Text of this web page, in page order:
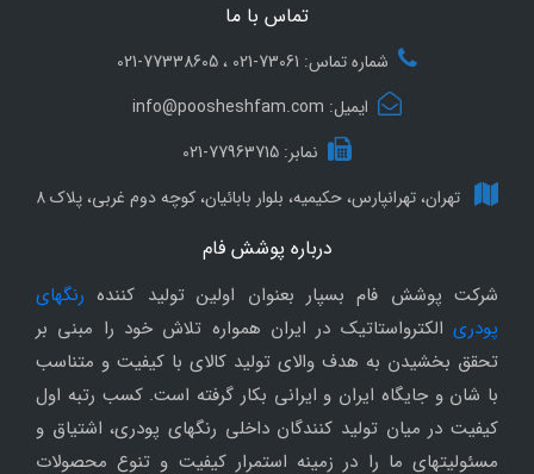
تماس با ما
شماره تماس: 73061-021 ، 77338605-021
ایمیل: info@poosheshfam.com
نمابر: 77963715-021
تهران، تهرانپارس، حکیمیه، بلوار بابائیان، کوچه دوم غربی، پلاک 8
درباره پوشش فام
شرکت پوشش فام بسپار بعنوان اولین تولید کننده رنگهای
پودری الکترواستاتیک در ایران همواره تلاش خود را مبنی بر
تحقق بخشیدن به هدف والای تولید کالای با کیفیت و متناسب
با شان و جایگاه ایران و ایرانی بکار گرفته است. کسب رتبه اول
کیفیت در میان تولید کنندگان داخلی رنگهای پودری، اشتیاق و
مسئولیتهای ما را در زمینه استمرار کیفیت و تنوع محصولات